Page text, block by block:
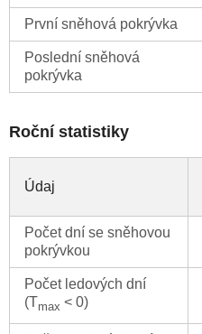
První sněhová pokrývka
Poslední sněhová
pokrývka
Roční statistiky
Údaj
Počet dní se sněhovou
pokrývkou
Počet ledových dní
(Tmax < 0)